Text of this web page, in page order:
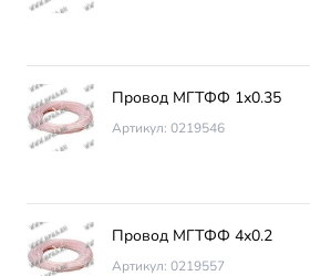
Провод МГТФФ 1х0.35
Артикул: 0219546
Провод МГТФФ 4х0.2
Артикул: 0219557